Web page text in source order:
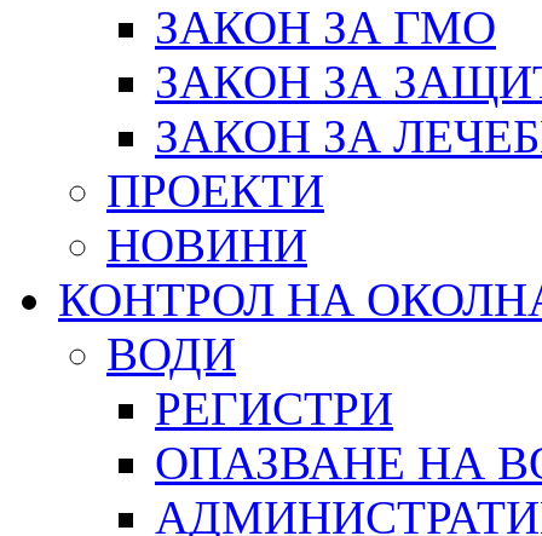
ЗАКОН ЗА ГМО
ЗАКОН ЗА
ЗАКОН ЗА
ПРОЕКТИ
НОВИНИ
КОНТРОЛ НА
ВОДИ
РЕГИСТРИ
ОПАЗВАНЕ НА